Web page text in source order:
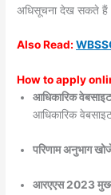
अधिसूचना देख सकते
AlsoRead:
How to apply
आधिकारिक
आधिकारिक
परिणाम अनुभाग
आरएएस 2023